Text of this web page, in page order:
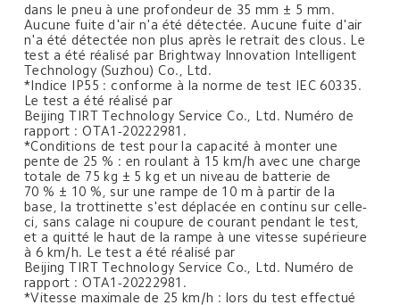
dans le pneu à une profondeur de 35 mm ± 5 mm.
Aucune fuite d'air n'a été détectée. Aucune fuite d'air
n'a été détectée non plus après le retrait des clous. Le
test a été réalisé par Brightway Innovation Intelligent
Technology (Suzhou) Co., Ltd.
*Indice IP55 : conforme à la norme de test IEC 60335.
Le test a été réalisé par
Beijing TIRT Technology Service Co., Ltd. Numéro de
rapport : OTA1-20222981.
*Conditions de test pour la capacité à monter une
pente de 25 % : en roulant à 15 km/h avec une charge
totale de 75 kg ± 5 kg et un niveau de batterie de
70 % ± 10 %, sur une rampe de 10 m à partir de la
base, la trottinette s'est déplacée en continu sur celle-
ci, sans calage ni coupure de courant pendant le test,
et a quitté le haut de la rampe à une vitesse supérieure
à 6 km/h. Le test a été réalisé par
Beijing TIRT Technology Service Co., Ltd. Numéro de
rapport : OTA1-20222981.
*Vitesse maximale de 25 km/h : lors du test effectué